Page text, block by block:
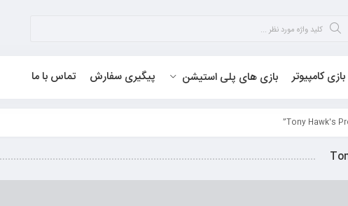
کامپیوتر بازی های پلی استیشن پیگیری سفارش تماس با ما